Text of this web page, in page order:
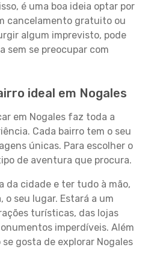
é uma boa ideia optar por
cancelamento gratuito ou
algum imprevisto, pode
sem se preocupar com
ideal em Nogales
em Nogales faz toda a
Cada bairro tem o seu
únicas. Para escolher o
de aventura que procura.
da cidade e ter tudo à mão,
o seu lugar. Estará a um
turísticas, das lojas
imperdíveis. Além
gosta de explorar Nogales